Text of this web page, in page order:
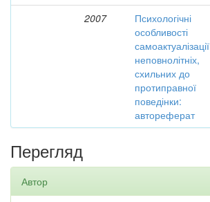
2007
Психологічні
особливості
самоактуалізації
неповнолітніх,
схильних до
протиправної
поведінки:
автореферат
Перегляд
Автор